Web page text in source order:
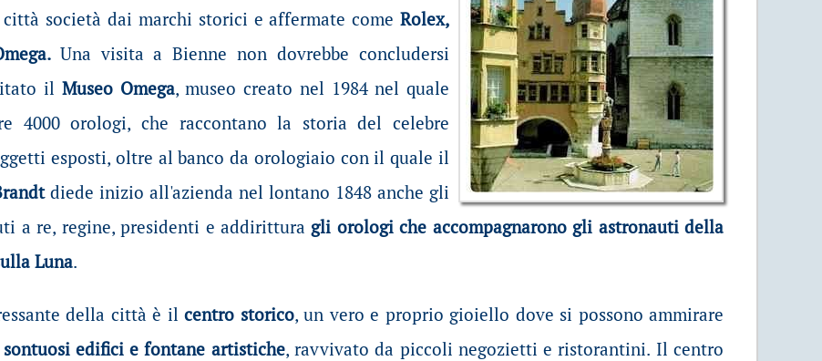
società dai marchi storici e affermate come Rolex,
Una visita a Bienne non dovrebbe concludersi
il Museo Omega, museo creato nel 1984 nel quale
4000 orologi, che raccontano la storia del celebre
esposti, oltre al banco da orologiaio con il quale il
diede inizio all'azienda nel lontano 1848 anche gli
a re, regine, presidenti e addirittura gli orologi che accompagnarono gli astronauti della
Luna.
della città è il centro storico, un vero e proprio gioiello dove si possono ammirare
sontuosi edifici e fontane artistiche, ravvivato da piccoli negozietti e ristorantini. Il centro